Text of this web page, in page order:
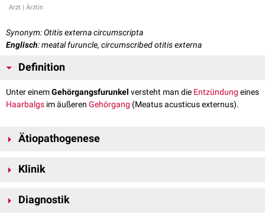
Arzt | Ärztin
Synonym: Otitis externa circumscripta
Englisch: meatal furuncle, circumscribed otitis externa
Definition
Unter einemGehörgangsfurunkel versteht man die Entzündung eines
Haarbalgs im äußeren Gehörgang (Meatus acusticus externus).
Ätiopathogenese
äußeren Gehörgang - meist durch
Eine
rezidivierendeFurunkulose
Klinik
Ziehen an derOhrmuschel
Diagnostik